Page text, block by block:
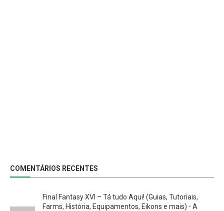
COMENTÁRIOS RECENTES
Final Fantasy XVI – Tá tudo Aqui! (Guias, Tutoriais,
Farms, História, Equipamentos, Eikons e mais) - A